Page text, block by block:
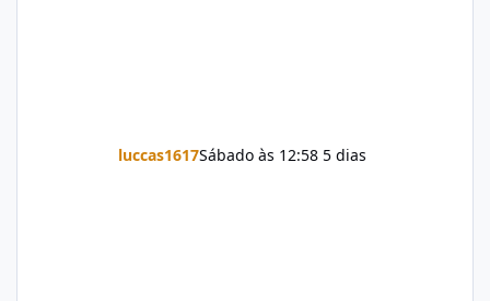
luccas1617Sábado às 12:58 5 dias